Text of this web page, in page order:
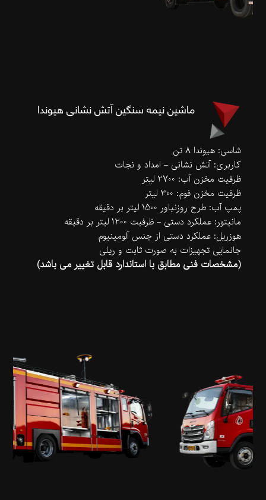
ماشین نیمه سنگین آتش نشانی هیوندا
شاسی: هیوندا 8 تن
کاربری: آتش نشانی – امداد و نجات
ظرفیت مخزن آب: 2700 لیتر
ظرفیت مخزن فوم: 300 لیتر
پمپ آب: طرح روزنباور 1500 لیتر بر دقیقه
مانیتور: عملکرد دستی – ظرفیت 1200 لیتر بر دقیقه
هوزریل: عملکرد دستی از جنس آلومینیوم
جانمایی تجهیزات به صورت ثابت و ریلی
(مشخصات فنی مطابق با استاندارد قابل تغییر می باشد)